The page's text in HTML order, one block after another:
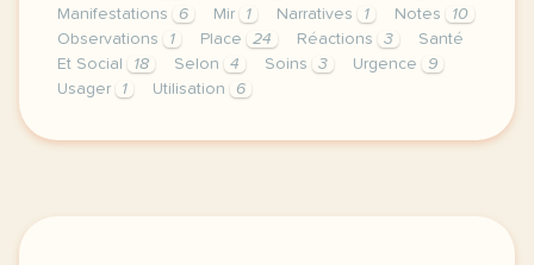
Manifestations
6 Mir 1 Narratives 1 Notes
10
Observations
1 Place 24 Réactions 3
Santé
Et Social
18 Selon 4 Soins 3 Urgence
9
Usager
1 Utilisation 6
theme sante et social duree 150 minutes 2 h 30